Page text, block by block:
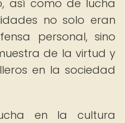
así como de lucha
no solo eran
personal, sino
de la virtud y
en la sociedad
en la cultura